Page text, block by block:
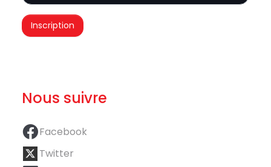
Nous suivre
Facebook
Twitter